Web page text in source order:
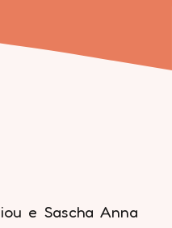
e Sascha Anna